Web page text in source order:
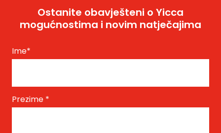
Ostanite obavješteni o Yicca
mogućnostima i novim natječajima
Ime*
Prezime *